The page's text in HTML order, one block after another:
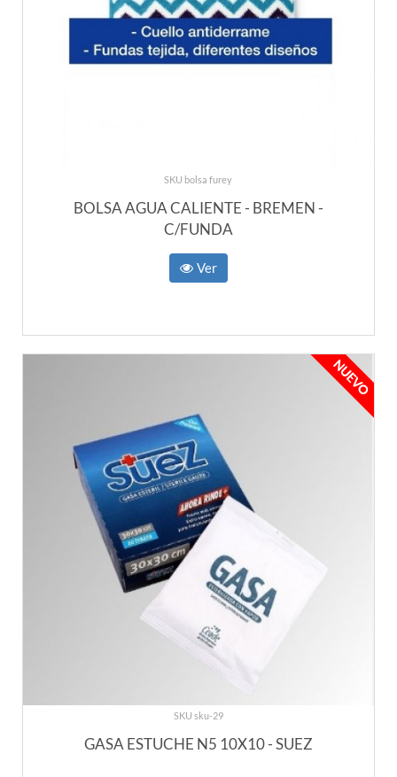
SKU bolsa furey
BOLSA AGUA CALIENTE - BREMEN -
C/FUNDA
Ver
SKU sku-29
GASA ESTUCHE N5 10X10 - SUEZ